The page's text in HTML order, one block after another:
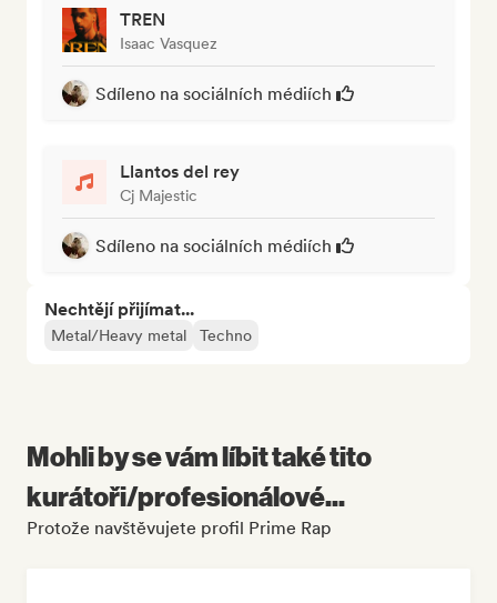
TREN
Isaac Vasquez
Sdíleno na sociálních médiích
Llantos del rey
Cj Majestic
Sdíleno na sociálních médiích
Nechtějí přijímat...
Metal/Heavy metal Techno
Mohli by se vám líbit také tito
kurátoři/profesionálové...
Protože navštěvujete profil Prime Rap